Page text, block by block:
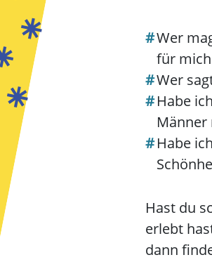
Wer
für mich
Wer
Habe
Männer
Habe
Hast du
erlebt
dann